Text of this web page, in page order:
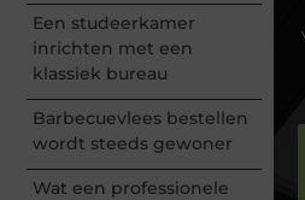
Een studeerkamer
inrichten met een
klassiek bureau
Barbecuevlees bestellen
wordt steeds gewoner
Wat een professionele